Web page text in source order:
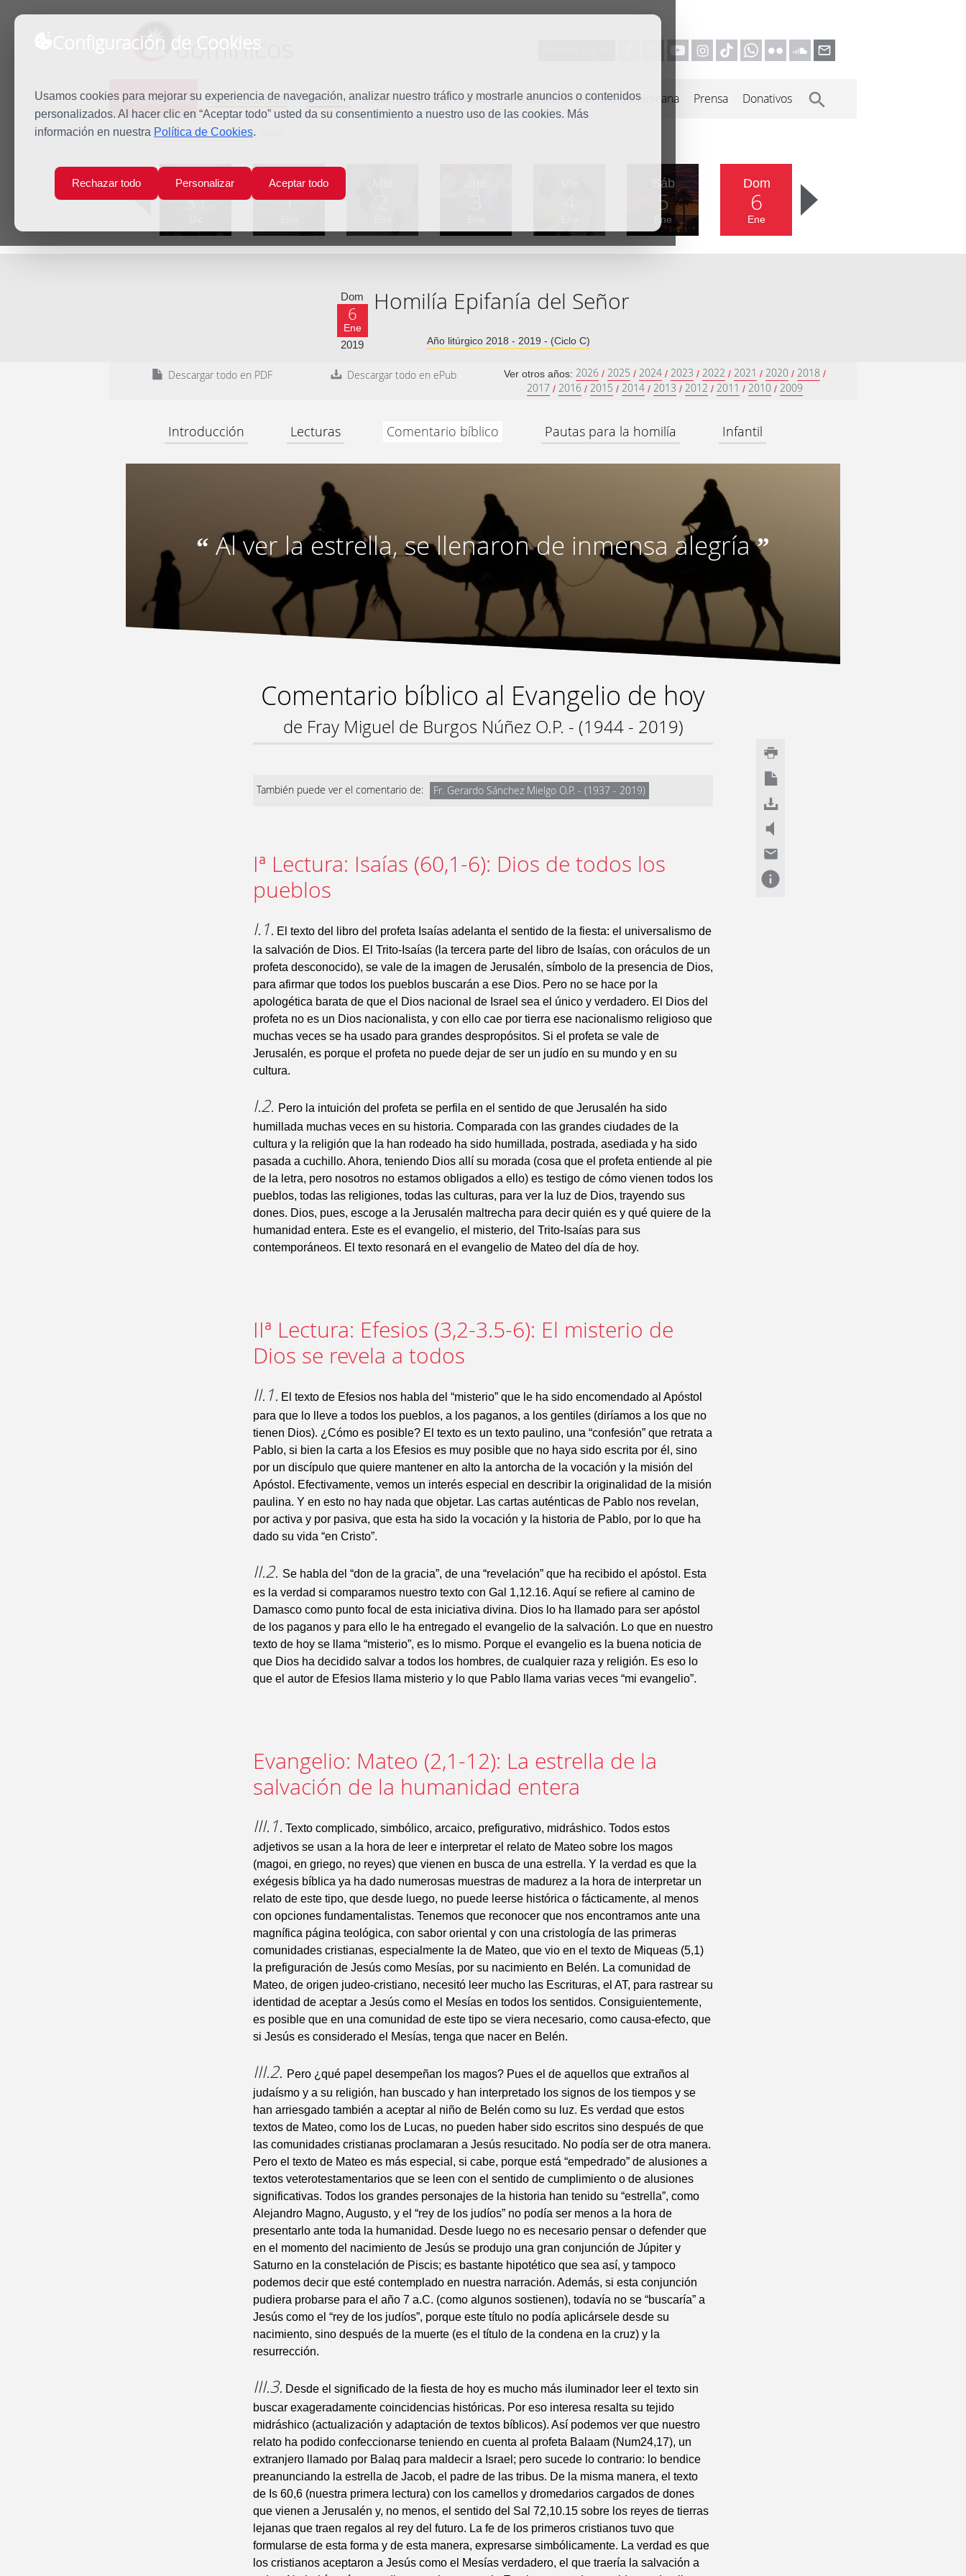
Configuración de Cookies
Usamos cookies para mejorar su experiencia de navegación, analizar nuestro tráfico y mostrarle anuncios o contenidos
personalizados. Al hacer clic en “Aceptar todo” usted da su consentimiento a nuestro uso de las cookies. Más
información en nuestra Política de Cookies.
Rechazar todo Personalizar Aceptar todo
dominicos
Predicación Espiritualidad Estudio Quiénes somos Misión Vocaciones Familia Dominicana Prensa Donativos
Inicio Predicación Epifanía del Señor
Lun
31
Mar
1
Sáb
5
Ene
Dom
6
Ene
Dom
6
Ene
2019
Homilía Epifanía del Señor
Año litúrgico 2018 - 2019 - (Ciclo C)
Descargar todo en PDF Descargar todo en ePub Ver otros años: 2026 / 2025 / 2024 / 2023 / 2022 / 2021 / 2020 / 2018 /
2017 / 2016 / 2015 / 2014 / 2013 / 2012 / 2011 / 2010 / 2009
Introducción Lecturas Comentario bíblico Pautas para la homilía Infantil
“ Al ver la estrella, se llenaron de inmensa alegría”
Comentario bíblico al Evangelio de hoy
de Fray Miguel de Burgos Núñez O.P. - (1944 - 2019)
También puede ver el comentario de: Fr. Gerardo Sánchez Mielgo O.P. - (1937 - 2019)
Iª Lectura: Isaías (60,1-6): Dios de todos los
pueblos
I.1. El texto del libro del profeta Isaías adelanta el sentido de la fiesta: el universalismo de
la salvación de Dios. El Trito-Isaías (la tercera parte del libro de Isaías, con oráculos de un
profeta desconocido), se vale de la imagen de Jerusalén, símbolo de la presencia de Dios,
para afirmar que todos los pueblos buscarán a ese Dios. Pero no se hace por la
apologética barata de que el Dios nacional de Israel sea el único y verdadero. El Dios del
profeta no es un Dios nacionalista, y con ello cae por tierra ese nacionalismo religioso que
muchas veces se ha usado para grandes despropósitos. Si el profeta se vale de
Jerusalén, es porque el profeta no puede dejar de ser un judío en su mundo y en su
cultura.
I.2. Pero la intuición del profeta se perfila en el sentido de que Jerusalén ha sido
humillada muchas veces en su historia. Comparada con las grandes ciudades de la
cultura y la religión que la han rodeado ha sido humillada, postrada, asediada y ha sido
pasada a cuchillo. Ahora, teniendo Dios allí su morada (cosa que el profeta entiende al pie
de la letra, pero nosotros no estamos obligados a ello) es testigo de cómo vienen todos los
pueblos, todas las religiones, todas las culturas, para ver la luz de Dios, trayendo sus
dones. Dios, pues, escoge a la Jerusalén maltrecha para decir quién es y qué quiere de la
humanidad entera. Este es el evangelio, el misterio, del Trito-Isaías para sus
contemporáneos. El texto resonará en el evangelio de Mateo del día de hoy.
IIª Lectura: Efesios (3,2-3.5-6): El misterio de
Dios se revela a todos
II.1. El texto de Efesios nos habla del “misterio” que le ha sido encomendado al Apóstol
para que lo lleve a todos los pueblos, a los paganos, a los gentiles (diríamos a los que no
tienen Dios). ¿Cómo es posible? El texto es un texto paulino, una “confesión” que retrata a
Pablo, si bien la carta a los Efesios es muy posible que no haya sido escrita por él, sino
por un discípulo que quiere mantener en alto la antorcha de la vocación y la misión del
Apóstol. Efectivamente, vemos un interés especial en describir la originalidad de la misión
paulina. Y en esto no hay nada que objetar. Las cartas auténticas de Pablo nos revelan,
por activa y por pasiva, que esta ha sido la vocación y la historia de Pablo, por lo que ha
dado su vida “en Cristo”.
II.2. Se habla del “don de la gracia”, de una “revelación” que ha recibido el apóstol. Esta
es la verdad si comparamos nuestro texto con Gal 1,12.16. Aquí se refiere al camino de
Damasco como punto focal de esta iniciativa divina. Dios lo ha llamado para ser apóstol
de los paganos y para ello le ha entregado el evangelio de la salvación. Lo que en nuestro
texto de hoy se llama “misterio”, es lo mismo. Porque el evangelio es la buena noticia de
que Dios ha decidido salvar a todos los hombres, de cualquier raza y religión. Es eso lo
que el autor de Efesios llama misterio y lo que Pablo llama varias veces “mi evangelio”.
Evangelio: Mateo (2,1-12): La estrella de la
salvación de la humanidad entera
III.1. Texto complicado, simbólico, arcaico, prefigurativo, midráshico. Todos estos
adjetivos se usan a la hora de leer e interpretar el relato de Mateo sobre los magos
(magoi, en griego, no reyes) que vienen en busca de una estrella. Y la verdad es que la
exégesis bíblica ya ha dado numerosas muestras de madurez a la hora de interpretar un
relato de este tipo, que desde luego, no puede leerse histórica o fácticamente, al menos
con opciones fundamentalistas. Tenemos que reconocer que nos encontramos ante una
magnífica página teológica, con sabor oriental y con una cristología de las primeras
comunidades cristianas, especialmente la de Mateo, que vio en el texto de Miqueas (5,1)
la prefiguración de Jesús como Mesías, por su nacimiento en Belén. La comunidad de
Mateo, de origen judeo-cristiano, necesitó leer mucho las Escrituras, el AT, para rastrear su
identidad de aceptar a Jesús como el Mesías en todos los sentidos. Consiguientemente,
es posible que en una comunidad de este tipo se viera necesario, como causa-efecto, que
si Jesús es considerado el Mesías, tenga que nacer en Belén.
III.2. Pero ¿qué papel desempeñan los magos? Pues el de aquellos que extraños al
judaísmo y a su religión, han buscado y han interpretado los signos de los tiempos y se
han arriesgado también a aceptar al niño de Belén como su luz. Es verdad que estos
textos de Mateo, como los de Lucas, no pueden haber sido escritos sino después de que
las comunidades cristianas proclamaran a Jesús resucitado. No podía ser de otra manera.
Pero el texto de Mateo es más especial, si cabe, porque está “empedrado” de alusiones a
textos veterotestamentarios que se leen con el sentido de cumplimiento o de alusiones
significativas. Todos los grandes personajes de la historia han tenido su “estrella”, como
Alejandro Magno, Augusto, y el “rey de los judíos” no podía ser menos a la hora de
presentarlo ante toda la humanidad. Desde luego no es necesario pensar o defender que
en el momento del nacimiento de Jesús se produjo una gran conjunción de Júpiter y
Saturno en la constelación de Piscis; es bastante hipotético que sea así, y tampoco
podemos decir que esté contemplado en nuestra narración. Además, si esta conjunción
pudiera probarse para el año 7 a.C. (como algunos sostienen), todavía no se “buscaría” a
Jesús como el “rey de los judíos”, porque este título no podía aplicársele desde su
nacimiento, sino después de la muerte (es el título de la condena en la cruz) y la
resurrección.
III.3. Desde el significado de la fiesta de hoy es mucho más iluminador leer el texto sin
buscar exageradamente coincidencias históricas. Por eso interesa resalta su tejido
midráshico (actualización y adaptación de textos bíblicos). Así podemos ver que nuestro
relato ha podido confeccionarse teniendo en cuenta al profeta Balaam (Num24,17), un
extranjero llamado por Balaq para maldecir a Israel; pero sucede lo contrario: lo bendice
preanunciando la estrella de Jacob, el padre de las tribus. De la misma manera, el texto
de Is 60,6 (nuestra primera lectura) con los camellos y dromedarios cargados de dones
que vienen a Jerusalén y, no menos, el sentido del Sal 72,10.15 sobre los reyes de tierras
lejanas que traen regalos al rey del futuro. La fe de los primeros cristianos tuvo que
formularse de esta forma y de esta manera, expresarse simbólicamente. La verdad es que
los cristianos aceptaron a Jesús como el Mesías verdadero, el que traería la salvación a